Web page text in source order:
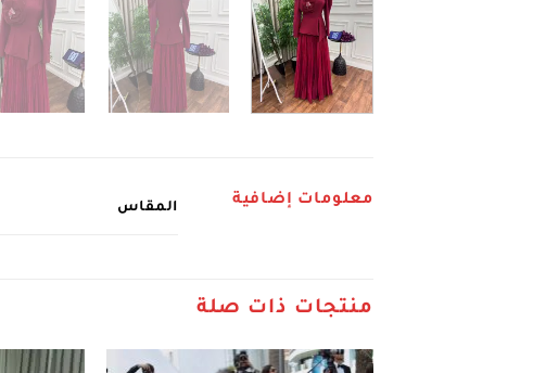
معلومات إضافية المقاس
منتجات ذات صلة